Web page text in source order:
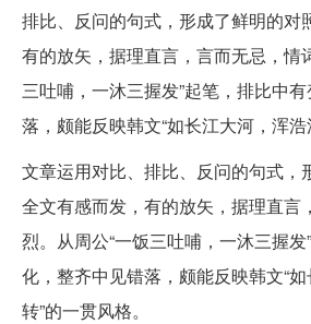
排比、反问的句式，形成了鲜明的对
有的放矢，据理直言，言而无忌，情
三吐哺，一沐三握发”起笔，排比中
落，颇能反映韩文“如长江大河，浑浩
文章运用对比、排比、反问的句式，
全文有感而发，有的放矢，据理直言
烈。从周公“一饭三吐哺，一沐三握
化，整齐中见错落，颇能反映韩文“
转”的一贯风格。